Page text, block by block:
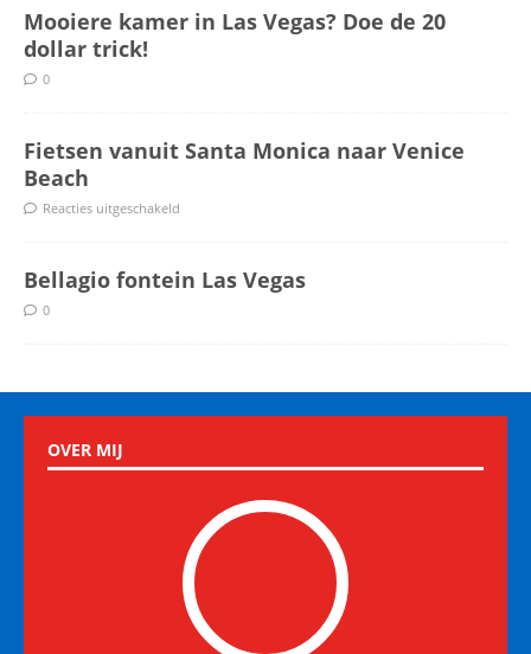
Mooiere kamer in Las Vegas? Doe de 20
dollar trick!
0
Fietsen vanuit Santa Monica naar Venice
Beach
Reacties uitgeschakeld
Bellagio fontein Las Vegas
0
OVER MIJ